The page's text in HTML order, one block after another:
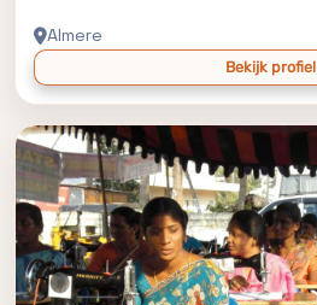
Almere
Bekijk profiel